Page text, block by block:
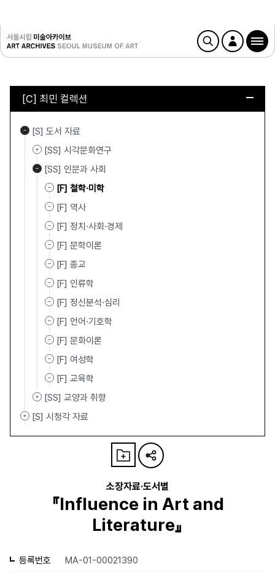
[C] 최민 컬렉션
[S] 도서 자료
[SS] 시각문화연구
[SS] 인문과 사회
[F] 철학·미학
[F] 역사
[F] 정치·사회·경제
[F] 문학이론
[F] 종교
[F] 인류학
[F] 정신분석·심리
[F] 언어·기호학
[F] 문화이론
[F] 여성학
[F] 교육학
[SS] 교양과 취향
[S] 시청각 자료
소장자료·도서별
『Influence in Art and
Literature』
등록번호 MA-01-00021390